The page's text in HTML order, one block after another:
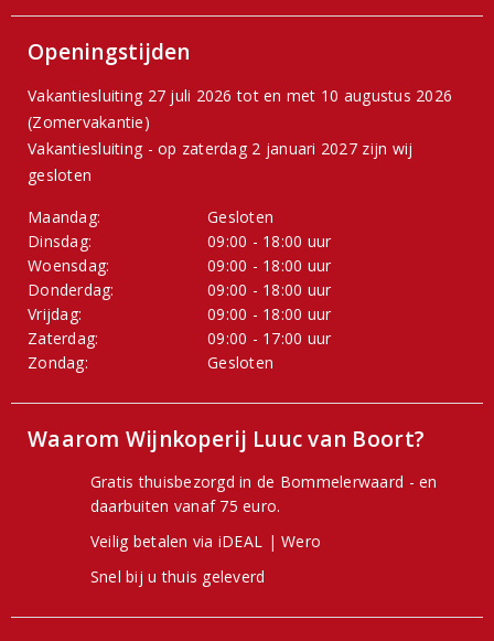
Openingstijden
Vakantiesluiting 27 juli 2026 tot en met 10 augustus 2026
(Zomervakantie)
Vakantiesluiting - op zaterdag 2 januari 2027 zijn wij
gesloten
Maandag:
Gesloten
Dinsdag:
09:00 - 18:00 uur
Woensdag:
09:00 - 18:00 uur
Donderdag:
09:00 - 18:00 uur
Vrijdag:
09:00 - 18:00 uur
Zaterdag:
09:00 - 17:00 uur
Zondag:
Gesloten
Waarom Wijnkoperij Luuc van Boort?
Gratis thuisbezorgd in de Bommelerwaard - en
daarbuiten vanaf 75 euro.
Veilig betalen via iDEAL | Wero
Snel bij u thuis geleverd